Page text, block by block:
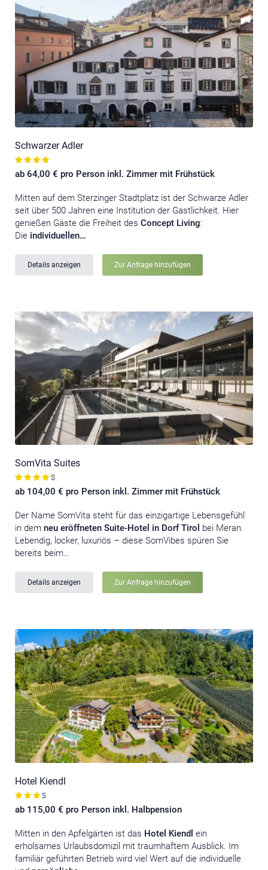
Schwarzer Adler
ab 64,00 € pro Person inkl. Zimmer mit Frühstück
Mitten auf dem Sterzinger Stadtplatz ist der Schwarze Adler
seit über 500 Jahren eine Institution der Gastlichkeit. Hier
genießen Gäste die Freiheit des Concept Living:
Die individuellen…
Details anzeigen Zur Anfrage hinzufügen
SomVita Suites
S
ab 104,00 € pro Person inkl. Zimmer mit Frühstück
Der Name SomVita steht für das einzigartige Lebensgefühl
in dem neu eröffneten Suite-Hotel in Dorf Tirol bei Meran.
Lebendig, locker, luxuriös – diese SomVibes spüren Sie
bereits beim…
Details anzeigen Zur Anfrage hinzufügen
Hotel Kiendl
S
ab 115,00 € pro Person inkl. Halbpension
Mitten in den Apfelgärten ist das Hotel Kiendl ein
erholsames Urlaubsdomizil mit traumhaftem Ausblick. Im
familiär geführten Betrieb wird viel Wert auf die individuelle